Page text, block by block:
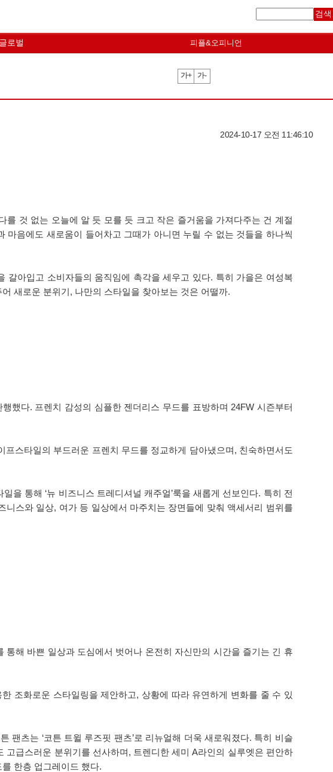
검색
글로벌 피플&오피니언
가+ 가-
2024-10-17 오전 11:46:10
것 없는 오늘에 알 듯 모를 듯 크고 작은 즐거움을 가져다주는 건 계절
음에도 새로움이 들어차고 그때가 아니면 누릴 수 없는 것들을 하나씩
갈아입고 소비자들의 움직임에 촉각을 세우고 있다. 특히 가을은 여성복
새로운 분위기, 나만의 스타일을 찾아보는 것은 어떨까.
했다. 프렌치 감성의 심플한 젠더리스 무드를 표방하며 24FW 시즌부터
스타일의 부드러운 프렌치 무드를 정교하게 담아냈으며, 친숙하면서도
을 통해 ‘뉴 비즈니스 트레디셔널 캐주얼’룩을 새롭게 선보인다. 특히 전
스와 일상, 여가 등 일상에서 마주치는 장면들에 맞춰 액세서리 범위를
통해 바쁜 일상과 도심에서 벗어나 온전히 자신만의 시간을 즐기는 긴 휴
조화로운 스타일링을 제안하고, 상황에 따라 유연하게 변화를 줄 수 있
팬츠는 ‘코튼 트윌 루즈핏 팬츠’로 리뉴얼해 더욱 새로워졌다. 특히 비슬
고급스러운 분위기를 선사하며, 트렌디한 세미 A라인의 실루엣은 편안하
한층 업그레이드 했다.